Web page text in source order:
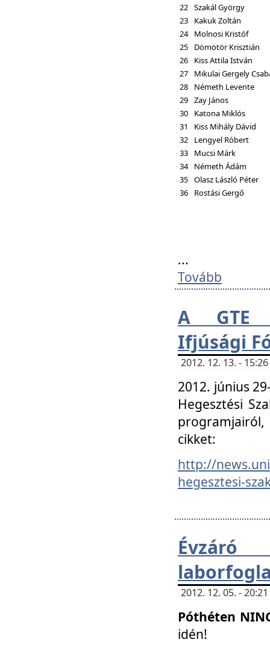
22 Szakál György
23
Kakuk Zoltán
24
Molnosi Kristóf
25
Dömötör Krisztián
26
Kiss Attila István
27
Mikulai Gergely
28
Németh Levente
29 Zay János
30
Katona Miklós
31
Kiss Mihály Dávid
32
Lengyel Róbert
33
Mucsi Márk
34
Németh Ádám
35 Olasz László Péter
36
Rostási Gergő
...
Tovább
A GTE
Ifjúsági
2012. 12. 13. -
2012. június
Hegesztési
cikket:
http://
hegesztesi-
2012. 12. 05. -
Póthéten
idén!